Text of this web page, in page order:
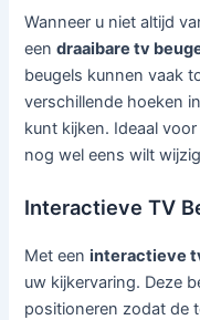
Wanneer u niet altijd
eendraaibare tv
beugels kunnen vaak
verschillende hoeken
kunt kijken. Ideaal
nog wel eens wilt
Interactieve TV
Met eeninteractieve
uw kijkervaring. Deze
positioneren zodat de